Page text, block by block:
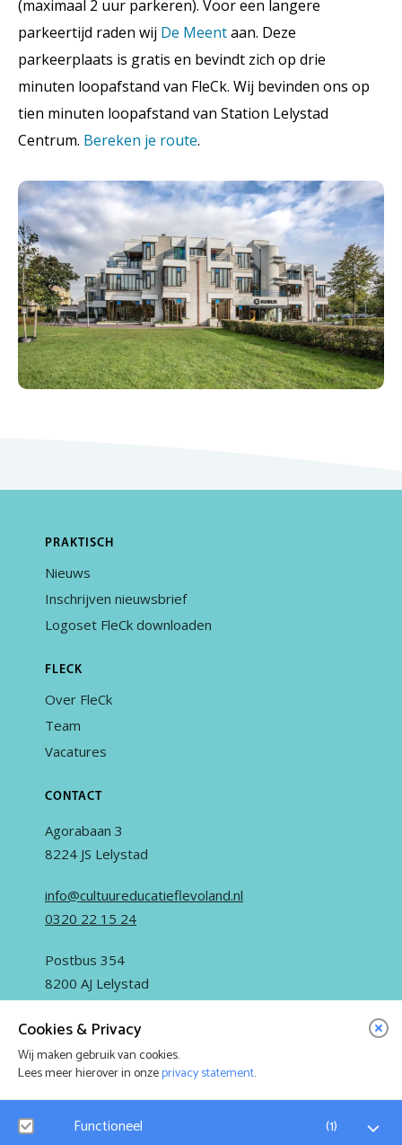
Cookies & Privacy
Wij maken gebruik van cookies.
Lees meer hierover in onzeprivacy statement.
Functioneel (1)
(maximaal 2 uur parkeren). Voor een langere
parkeertijd raden wij De Meentaan. Deze
parkeerplaats is gratis en bevindt zich op drie
minuten loopafstand van FleCk. Wij bevinden ons op
tien minuten loopafstand van Station Lelystad
Centrum. Bereken je route.
PRAKTISCH
Nieuws
Inschrijven nieuwsbrief
Logoset FleCk downloaden
FLECK
Over FleCk
Team
Vacatures
CONTACT
Agorabaan 3
8224 JS Lelystad
info@cultuureducatieflevoland.nl
0320 22 15 24
Postbus 354
8200 AJ Lelystad